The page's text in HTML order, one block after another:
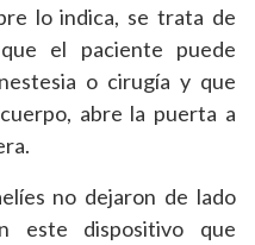
lo indica, se trata de
el paciente puede
o cirugía y que
abre la puerta a
no dejaron de lado
este dispositivo que